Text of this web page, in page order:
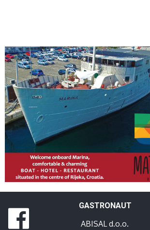
GASTRONAUT
ABISAL d.o.o.